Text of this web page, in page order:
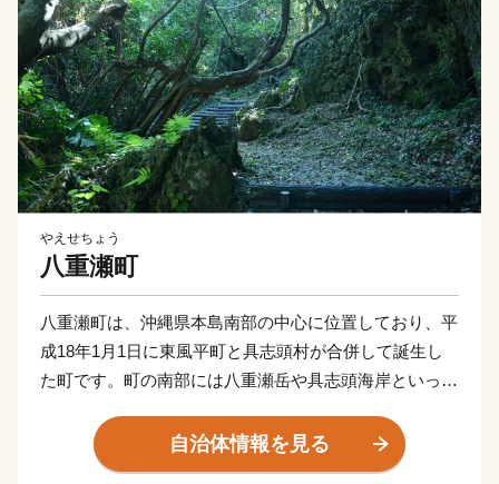
やえせちょう
八重瀬町
八重瀬町は、沖縄県本島南部の中心に位置しており、平
成18年1月1日に東風平町と具志頭村が合併して誕生し
た町です。町の南部には八重瀬岳や具志頭海岸といった
おこなわれています。町の北部地域は、大型店舗の進出
や集合住宅の増加など、都市化が進展しており、田園と
自治体情報を見る